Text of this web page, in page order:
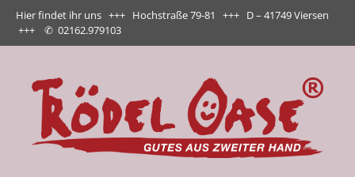
Zum
Inhalt
springen
Hier findet ihr uns +++ Hochstraße 79-81 +++ D – 41749 Viersen
+++ ✆ 02162.979103